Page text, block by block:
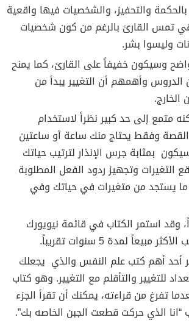
والتحفيز، والشخصيات فيها واقعية
تمس القارئ بالرغم من كون شخصيات
وليسوا بشر.
وسيكون خفيفاً على القارئ، كما يمنح
الدروس وأهمهم أن التغيير يبدأ من
متمع إلى حد كبير نظراً لاستخدام
وفقط يحتاج منك ساعة أو ساعتين
بمثابة جرس الإنذار لترتيب حياتك
التغيرات وتجهيز ردود الفعل المطلوبة
ما يستجد من متغيرات في حياتك وفي
وقد استمر الكتاب في قائمة نيويورك
مبيعاً لمدة 5 سنوات تقريباً.
أحد أهم كتب علم النفس والذي يجعلك
للتغيير والتأقلم مع التغيير. وهو كتاب
تفرغ من قراءته، يمكنك أن تقرأ الجزء
“انا الذي حركت قطعت الجبن الخاصه بك”.